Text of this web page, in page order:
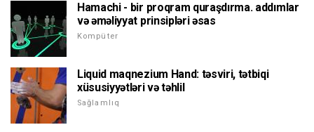
Hamachi - bir proqram quraşdırma. addımlar
və əməliyyat prinsipləri əsas
Kompüter
Liquid maqnezium Hand: təsviri, tətbiqi
xüsusiyyətləri və təhlil
Sağlamlıq